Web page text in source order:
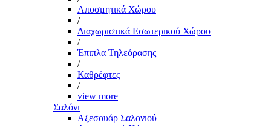
Αποσμητικά Χώρου
/
Διαχωριστικά Εσωτερικού Χώρου
/
Έπιπλα Τηλεόρασης
/
Καθρέφτες
/
view more
Σαλόνι
Αξεσουάρ Σαλονιού